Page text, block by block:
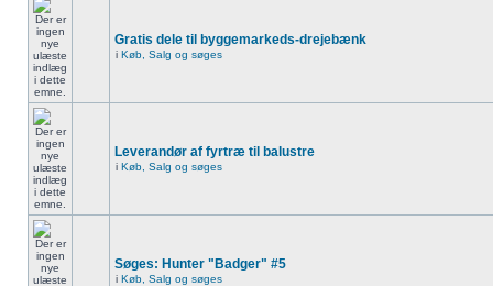
Gratis dele til byggemarkeds-drejebænk
i Køb, Salg og søges
Leverandør af fyrtræ til balustre
i Køb, Salg og søges
Søges: Hunter "Badger" #5
i Køb, Salg og søges